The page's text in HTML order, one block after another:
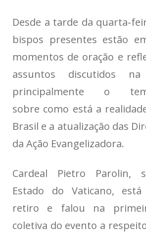
Desde a tarde da quarta-
bispos presentes estão
momentos de oração e
assuntos discutidos na
principalmente o
sobre como está a
Brasil e a atualização das
da Ação Evangelizadora.
Cardeal Pietro Parolin,
Estado do Vaticano,
retiro e falou na
coletiva do evento a